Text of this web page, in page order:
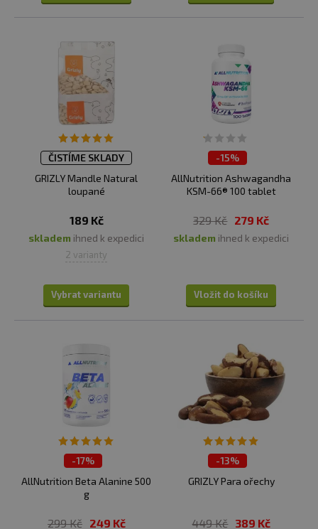
ČISTÍME SKLADY
GRIZLY Mandle Natural
loupané
189 Kč
skladem ihned k expedici
2 varianty
Vybrat variantu
-15%
AllNutrition Ashwagandha
KSM-66® 100 tablet
329 Kč 279 Kč
skladem ihned k expedici
Vložit do košíku
-17%
AllNutrition Beta Alanine 500
g
299 Kč 249 Kč
-13%
GRIZLY Para ořechy
449 Kč 389 Kč